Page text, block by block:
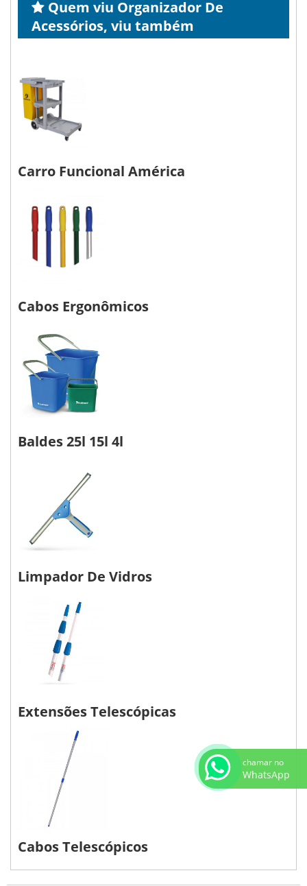
Quem viu Organizador De
Acessórios, viu também
Carro Funcional América
Cabos Ergonômicos
Baldes 25l 15l 4l
Limpador De Vidros
Extensões Telescópicas
Cabos Telescópicos
chamar no
WhatsApp